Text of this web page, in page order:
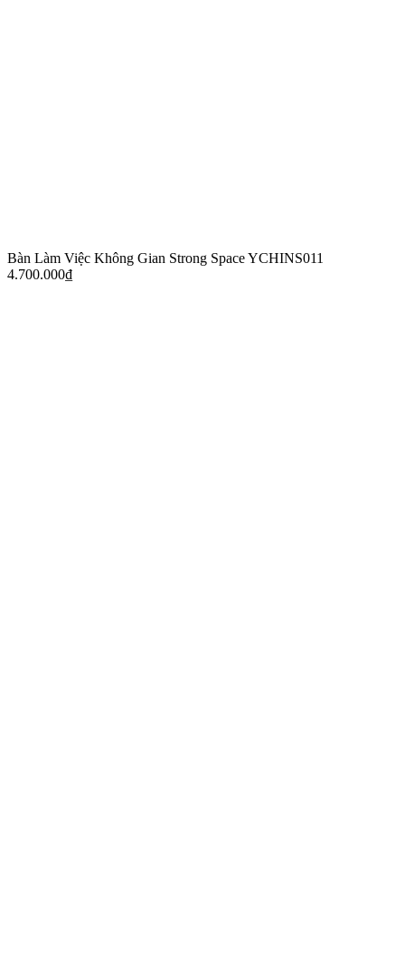
Bàn Làm Việc Không Gian Strong Space YCHINS011
4.700.000₫